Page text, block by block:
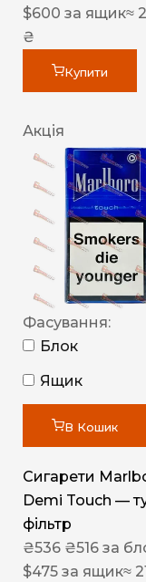
$600 за ящик≈
₴
Купити
Акція
Фасування:
Блок
Ящик
В Кошик
Сигарети
Demi Touch —
фільтр
₴536 ₴516 за
$475 за ящик≈